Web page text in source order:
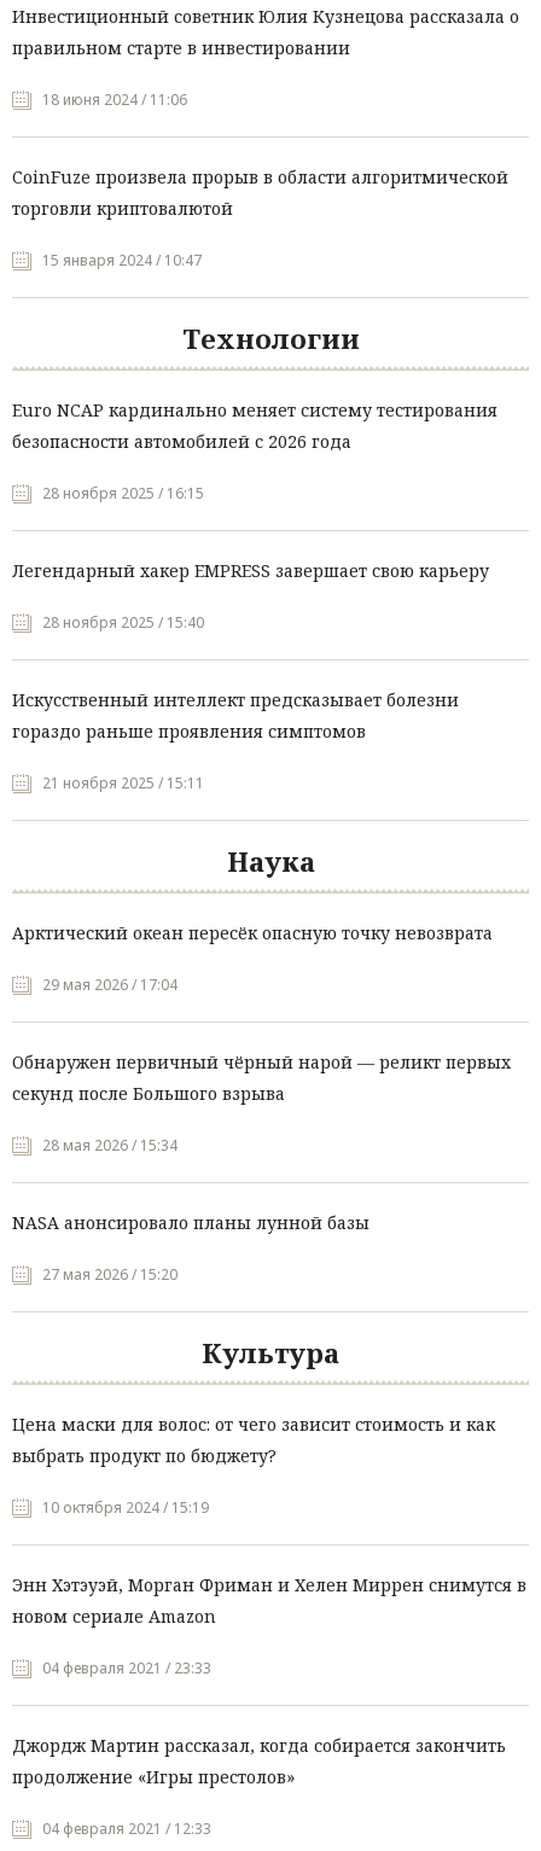
Инвестиционный советник Юлия Кузнецова рассказала о
правильном старте в инвестировании
18 июня 2024 / 11:06
CoinFuze произвела прорыв в области алгоритмической
торговли криптовалютой
15 января 2024 / 10:47
Технологии
Euro NCAP кардинально меняет систему тестирования
безопасности автомобилей с 2026 года
28 ноября 2025 / 16:15
Легендарный хакер EMPRESS завершает свою карьеру
28 ноября 2025 / 15:40
Искусственный интеллект предсказывает болезни
гораздо раньше проявления симптомов
21 ноября 2025 / 15:11
Наука
Арктический океан пересёк опасную точку невозврата
29 мая 2026 / 17:04
Обнаружен первичный чёрный нарой — реликт первых
секунд после Большого взрыва
28 мая 2026 / 15:34
NASA анонсировало планы лунной базы
27 мая 2026 / 15:20
Культура
Цена маски для волос: от чего зависит стоимость и как
выбрать продукт по бюджету?
10 октября 2024 / 15:19
Энн Хэтэуэй, Морган Фриман и Хелен Миррен снимутся в
новом сериале Amazon
04 февраля 2021 / 23:33
Джордж Мартин рассказал, когда собирается закончить
продолжение «Игры престолов»
04 февраля 2021 / 12:33